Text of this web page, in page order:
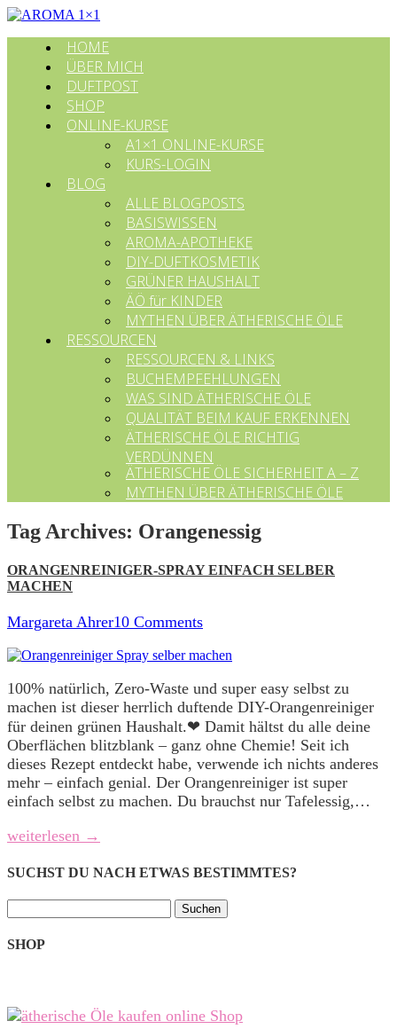
HOME
ÜBER MICH
DUFTPOST
SHOP
ONLINE-KURSE
A1×1 ONLINE-KURSE
KURS-LOGIN
BLOG
ALLE BLOGPOSTS
BASISWISSEN
AROMA-APOTHEKE
DIY-DUFTKOSMETIK
GRÜNER HAUSHALT
ÄÖ für KINDER
MYTHEN ÜBER ÄTHERISCHE ÖLE
RESSOURCEN
RESSOURCEN & LINKS
BUCHEMPFEHLUNGEN
WAS SIND ÄTHERISCHE ÖLE
QUALITÄT BEIM KAUF ERKENNEN
ÄTHERISCHE ÖLE RICHTIG
VERDÜNNEN
ÄTHERISCHE ÖLE SICHERHEIT A – Z
MYTHEN ÜBER ÄTHERISCHE ÖLE
Tag Archives: Orangenessig
ORANGENREINIGER-SPRAY EINFACH SELBER
MACHEN
Margareta Ahrer10 Comments
100% natürlich, Zero-Waste und super easy selbst zu
machen ist dieser herrlich duftende DIY-Orangenreiniger
für deinen grünen Haushalt.❤ Damit hältst du alle deine
Oberflächen blitzblank – ganz ohne Chemie! Seit ich
dieses Rezept entdeckt habe, verwende ich nichts anderes
mehr – einfach genial. Der Orangenreiniger ist super
einfach selbst zu machen. Du brauchst nur Tafelessig,…
weiterlesen →
SUCHST DU NACH ETWAS BESTIMMTES?
nach:
SHOP